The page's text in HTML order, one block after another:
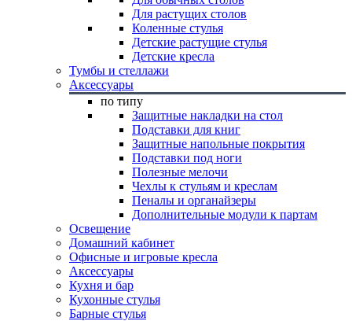
Для растущих столов
Коленные стулья
Детские растущие стулья
Детские кресла
Тумбы и стеллажи
Аксессуары
по типу
Защитные накладки на стол
Подставки для книг
Защитные напольные покрытия
Подставки под ноги
Полезные мелочи
Чехлы к стульям и креслам
Пеналы и органайзеры
Дополнительные модули к партам
Освещение
Домашний кабинет
Офисные и игровые кресла
Аксессуары
Кухня и бар
Кухонные стулья
Барные стулья